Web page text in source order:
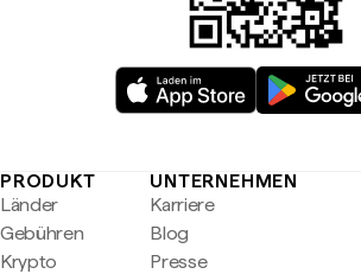
PRODUKT
Länder
Gebühren
Krypto
UNTERNEHMEN
Karriere
Blog
Presse